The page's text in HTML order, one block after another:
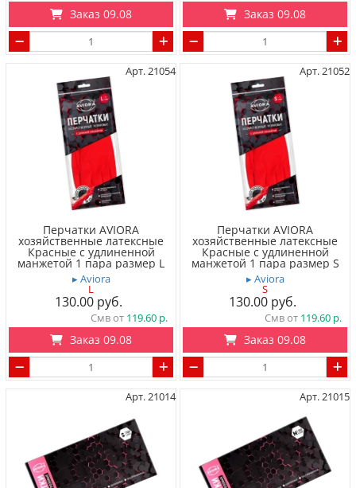
Заказ 09.08 Заказ 09.08
Арт. 21054
Перчатки AVIORA
хозяйственные латексные
Красные с удлиненной
манжетой 1 пара размер L
▸ Aviora
L
130.00
Смв от 119.60
Заказ 09.08
Арт. 21052
Перчатки AVIORA
хозяйственные латексные
Красные с удлиненной
манжетой 1 пара размер S
▸ Aviora
S
130.00
Смв от 119.60
Заказ 09.08
Арт. 21014 Арт. 21015